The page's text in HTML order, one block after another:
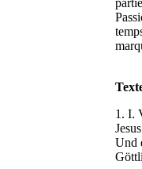
1. I.
Und